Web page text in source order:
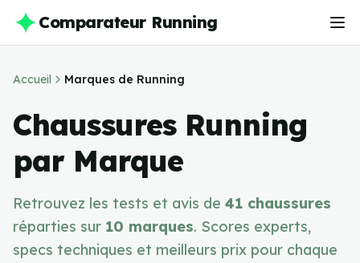
Comparateur Running
Accueil Marques de Running
Chaussures Running
par Marque
Retrouvez les tests et avis de 41 chaussures
réparties sur 10 marques. Scores experts,
specs techniques et meilleurs prix pour chaque